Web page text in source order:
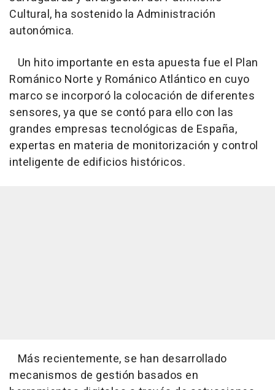
Cultural, ha sostenido la Administración
autonómica.
Un hito importante en esta apuesta fue el Plan
Románico Norte y Románico Atlántico en cuyo
marco se incorporó la colocación de diferentes
sensores, ya que se contó para ello con las
grandes empresas tecnológicas de España,
expertas en materia de monitorización y control
inteligente de edificios históricos.
Más recientemente, se han desarrollado
mecanismos de gestión basados en